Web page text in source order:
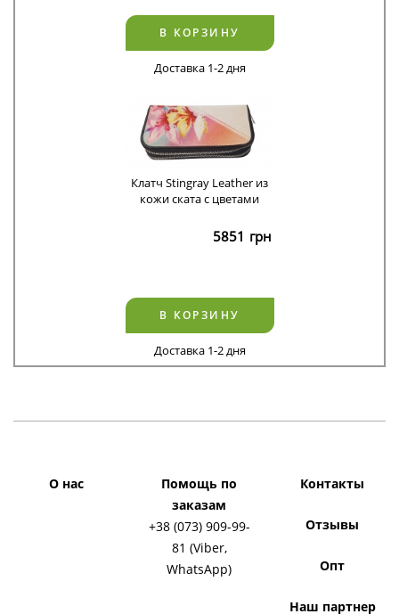
В КОРЗИНУ
Доставка 1-2 дня
Клатч Stingray Leather из
кожи ската с цветами
5851 грн
В КОРЗИНУ
Доставка 1-2 дня
О нас
Помощь по
заказам
+38 (073) 909-99-
81 (Viber,
WhatsApp)
Контакты
Отзывы
Опт
Наш партнер